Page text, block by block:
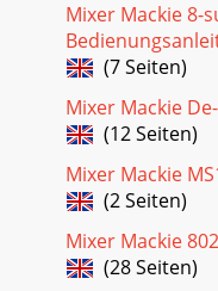
ББлок питания 12 В
Seite 24 -
откроется окно
наличие связи:
Seite 25
6 Mackie DL1608.
уровнейУстановка
DL1608 и
Подай
Mixer Mackie 8-
(7 Seiten)
Mixer Mackie
(12 Seiten)
Mixer Mackie
(2 Seiten)
Mixer Mackie
(28 Seiten)